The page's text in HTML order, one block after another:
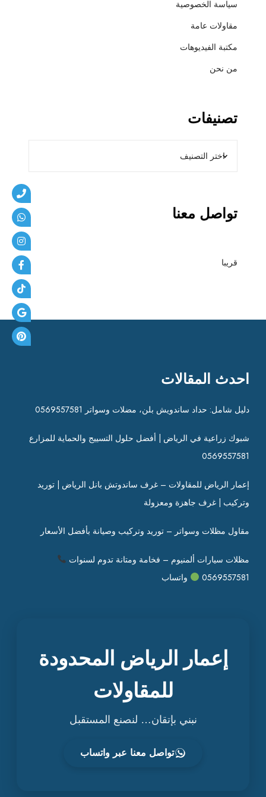
سياسة الخصوصية
مقاولات عامة
مكتبة الفيديوهات
من نحن
تصنيفات
تواصل معنا
قريبا
احدث المقالات
دليل شامل: حداد ساندويش بلن، مضلات وسواتر 0569557581
شبوك زراعية في الرياض | أفضل حلول التسييج والحماية للمزارع
0569557581
إعمار الرياض للمقاولات – غرف ساندوتش بانل الرياض | توريد
وتركيب | غرف جاهزة ومعزولة
مقاول مظلات وسواتر – توريد وتركيب وصيانة بأفضل الأسعار
مظلات سيارات ألمنيوم – فخامة ومتانة تدوم لسنوات
0569557581
واتساب
إعمار الرياض المحدودة
للمقاولات
نبني بإتقان… لنصنع المستقبل
تواصل معنا عبر واتساب